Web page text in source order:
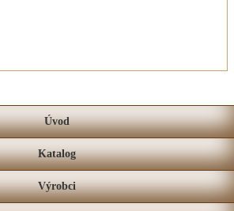
Úvod
Katalog
Výrobci